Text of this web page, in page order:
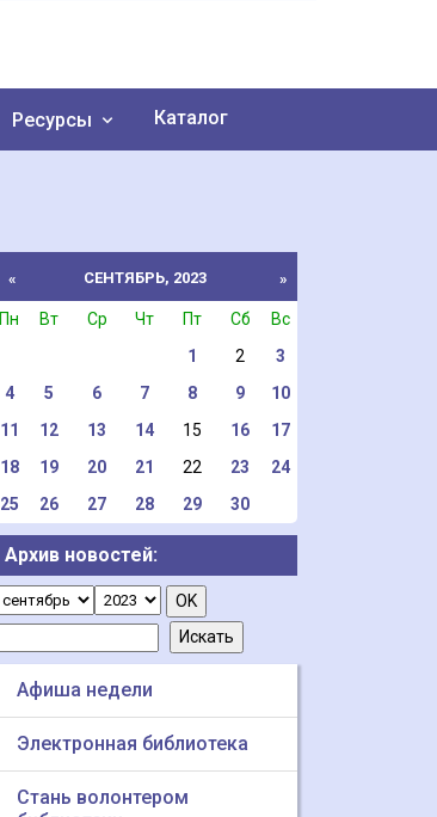
Ресурсы Каталог
« СЕНТЯБРЬ, 2023 »
Пн Вт Ср Чт Пт Сб
Вс
1
2
3
4
5 6 7 8 9
10
11
12 13 14 15 16
17
18
19 20 21 22 23
24
25
26 27 28 29 30
Архив новостей:
Афиша недели
Электронная библиотека
Стань волонтером